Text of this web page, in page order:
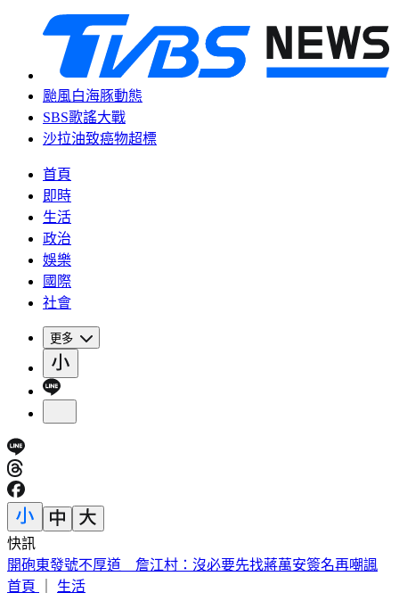
颱風白海豚動態
SBS歌謠大戰
沙拉油致癌物超標
首頁
即時
生活
政治
娛樂
國際
社會
更多
快訊
快訊／北市大安惡火奪命！婦人來不及逃 倒臥2樓門口亡
首頁
生活